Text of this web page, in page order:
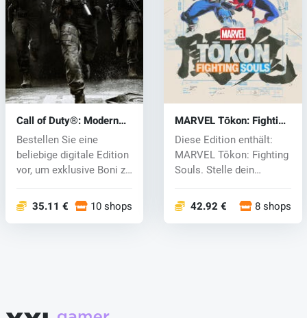
Call of Duty®: Modern
Warfare® 4 (PC) key
Bestellen Sie eine
beliebige digitale Edition
vor, um exklusive Boni zu
35.11 € 10 shops
MARVEL Tōkon: Fighting
Souls (PC) key
Diese Edition enthält:
MARVEL Tōkon: Fighting
Souls. Stelle dein
42.92 € 8 shops